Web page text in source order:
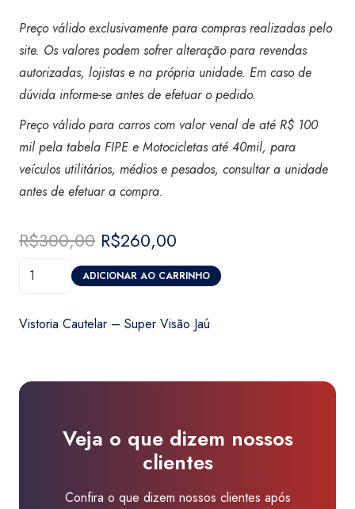
Preço válido exclusivamente para compras realizadas pelo
site. Os valores podem sofrer alteração para revendas
autorizadas, lojistas e na própria unidade. Em caso de
dúvida informe-se antes de efetuar o pedido.
Preço válido para carros com valor venal de até R$ 100
mil pela tabela FIPE e Motocicletas até 40mil, para
veículos utilitários, médios e pesados, consultar a unidade
antes de efetuar a compra.
R$300,00 O
preço
original
R$300,00.
R$260,00
preço
atual
R$260,00.
Vistoria
Jaú
ADICIONAR AO CARRINHO
Vistoria Cautelar – Super Visão Jaú
Veja o que dizem nossos
clientes
Confira o que dizem nossos clientes após